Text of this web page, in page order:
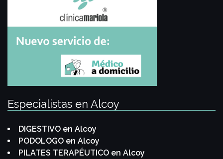
Especialistas en Alcoy
DIGESTIVO en Alcoy
PODOLOGO en Alcoy
PILATES TERAPÉUTICO en Alcoy